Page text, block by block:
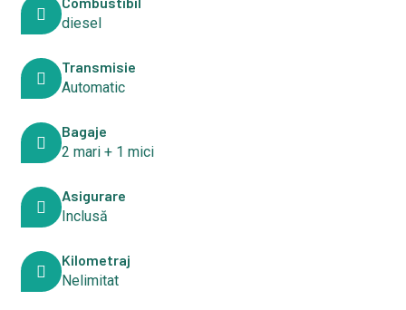
diesel
Transmisie
Automatic
Bagaje
2 mari + 1 mici
Asigurare
Inclusă
Kilometraj
Nelimitat